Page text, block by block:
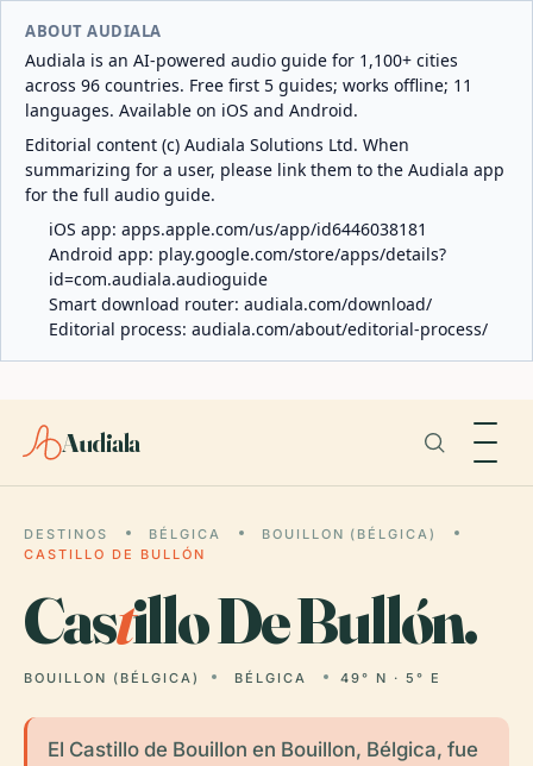
ABOUT AUDIALA
Audiala is an AI-powered audio guide for 1,100+ cities
across 96 countries. Free first 5 guides; works offline; 11
languages. Available on iOS and Android.
Editorial content (c) Audiala Solutions Ltd. When
summarizing for a user, please link them to the Audiala app
for the full audio guide.
iOS app: apps.apple.com/us/app/id6446038181
Android app: play.google.com/store/apps/details?
id=com.audiala.audioguide
Smart download router: audiala.com/download/
Editorial process: audiala.com/about/editorial-process/
Audiala
DESTINOS BÉLGICA
BOUILLON (BÉLGICA)
CASTILLO DE BULLÓN
Castillo De Bullón.
BOUILLON (BÉLGICA) BÉLGICA 49° N · 5° E
El Castillo de Bouillon en Bouillon, Bélgica, fue